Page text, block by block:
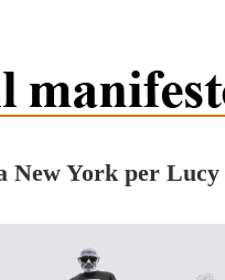
New York per Lucy